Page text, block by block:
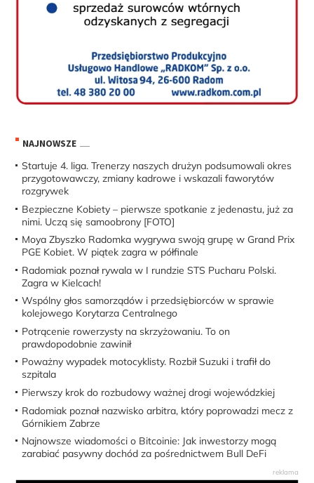
NAJNOWSZE
Startuje 4. liga. Trenerzy naszych drużyn podsumowali okres
przygotowawczy, zmiany kadrowe i wskazali faworytów
rozgrywek
Bezpieczne Kobiety – pierwsze spotkanie z jedenastu, już za
nimi. Uczą się samoobrony [FOTO]
Moya Zbyszko Radomka wygrywa swoją grupę w Grand Prix
PGE Kobiet. W piątek zagra w półfinale
Radomiak poznał rywala w I rundzie STS Pucharu Polski.
Zagra w Kielcach!
Wspólny głos samorządów i przedsiębiorców w sprawie
kolejowego Korytarza Centralnego
Potrącenie rowerzysty na skrzyżowaniu. To on
prawdopodobnie zawinił
Poważny wypadek motocyklisty. Rozbił Suzuki i trafił do
szpitala
Pierwszy krok do rozbudowy ważnej drogi wojewódzkiej
Radomiak poznał nazwisko arbitra, który poprowadzi mecz z
Górnikiem Zabrze
Najnowsze wiadomości o Bitcoinie: Jak inwestorzy mogą
zarabiać pasywny dochód za pośrednictwem Bull DeFi